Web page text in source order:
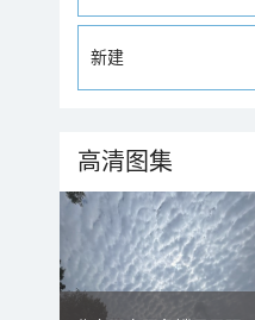
新建
高清图集